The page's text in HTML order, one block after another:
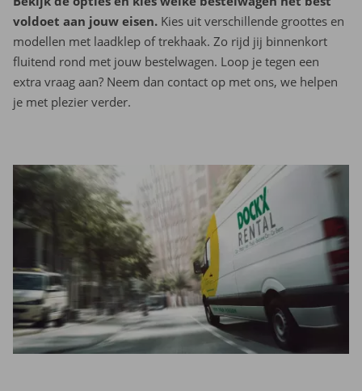
voldoet aan jouw eisen. Kies uit verschillende groottes en
modellen met laadklep of trekhaak. Zo rijd jij binnenkort
fluitend rond met jouw bestelwagen. Loop je tegen een
extra vraag aan? Neem dan contact op met ons, we helpen
je met plezier verder.